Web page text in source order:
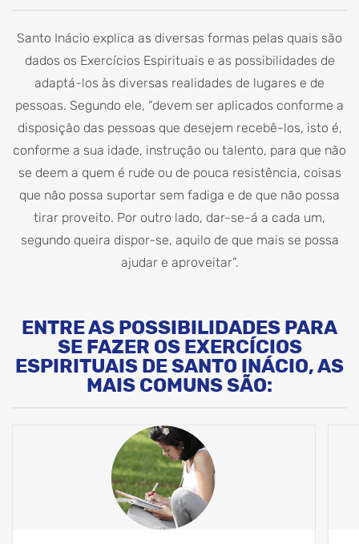
Santo Inácio explica as diversas formas pelas quais são
dados os Exercícios Espirituais e as possibilidades de
adaptá-los às diversas realidades de lugares e de
pessoas. Segundo ele, “devem ser aplicados conforme a
disposição das pessoas que desejem recebê-los, isto é,
conforme a sua idade, instrução ou talento, para que não
se deem a quem é rude ou de pouca resistência, coisas
que não possa suportar sem fadiga e de que não possa
tirar proveito. Por outro lado, dar-se-á a cada um,
segundo queira dispor-se, aquilo de que mais se possa
ajudar e aproveitar”.
ENTRE AS POSSIBILIDADES PARA
SE FAZER OS EXERCÍCIOS
ESPIRITUAIS DE SANTO INÁCIO, AS
MAIS COMUNS SÃO: